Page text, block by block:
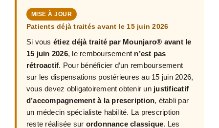
MISE À JOUR
Patients déjà traités avant le 15 juin 2026
Si vous étiez déjà traité par Mounjaro® avant le
15 juin 2026, le remboursement n’est pas
rétroactif. Pour bénéficier d’un remboursement
sur les dispensations postérieures au 15 juin 2026,
vous devez obligatoirement obtenir un justificatif
d’accompagnement à la prescription, établi par
un médecin spécialiste habilité. La prescription
reste réalisée sur ordonnance classique. Les